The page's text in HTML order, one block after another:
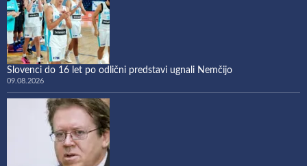
Slovenci do 16 let po odlični predstavi ugnali Nemčijo
09.08.2026